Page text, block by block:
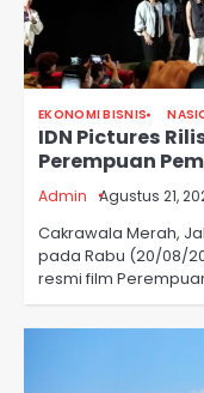
EKONOMI BISNIS
IDN Pictures
Perempuan
Admin Agustus 21,
Cakrawala Merah,
pada Rabu (20/08/
resmi film